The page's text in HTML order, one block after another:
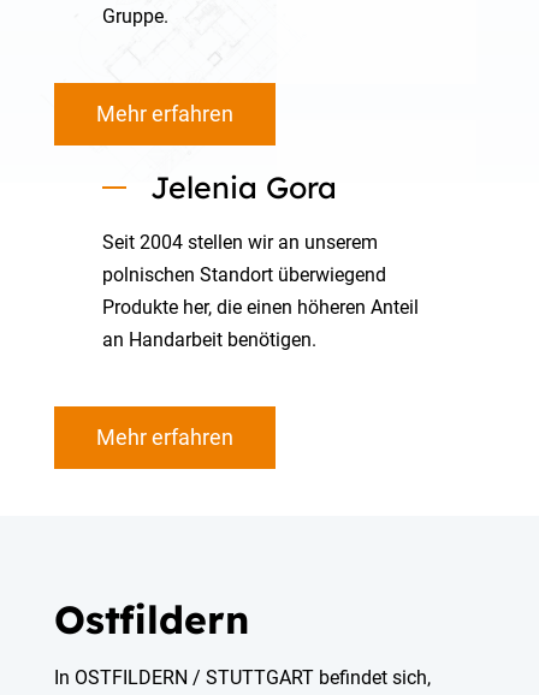
Gruppe.
Mehr erfahren
Jelenia Gora
Seit 2004 stellen wir an unserem
polnischen Standort überwiegend
Produkte her, die einen höheren Anteil
an Handarbeit benötigen.
Mehr erfahren
Ostfildern
In OSTFILDERN / STUTTGART befindet sich,